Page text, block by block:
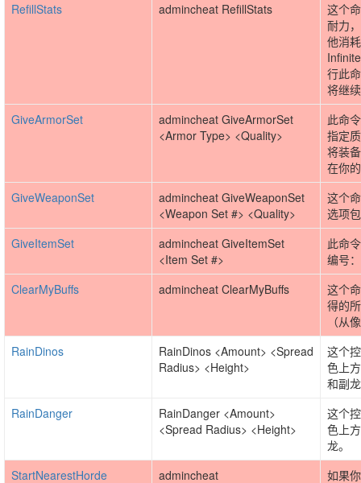
RefillStats
admincheat RefillStats
这个
耐力
他消
行此
将继
GiveArmorSet
admincheat GiveArmorSet
<Armor Type> <Quality>
此命
指定
将装
在你
GiveWeaponSet
admincheat GiveWeaponSet
<Weapon Set #> <Quality>
这个
选项
GiveItemSet
admincheat GiveItemSet
<Item Set #>
此命
编号：
ClearMyBuffs
admincheat ClearMyBuffs
这个
得的
（从
RainDinos
RainDinos <Amount> <Spread
Radius> <Height>
这个
色上
和副
RainDanger
RainDanger <Amount>
<Spread Radius> <Height>
这个
色上
龙。
StartNearestHorde
admincheat
如果